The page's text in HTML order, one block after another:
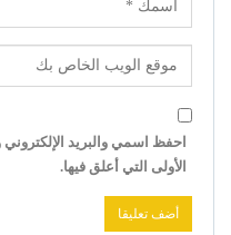
احفظ اسمي والبريد
الأولى التي أعلق فيها.